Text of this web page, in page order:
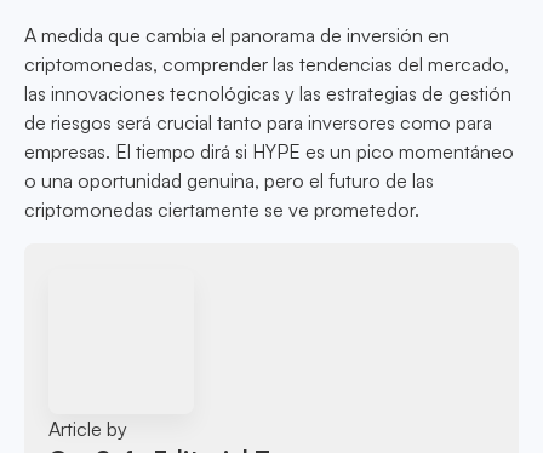
A medida que cambia el panorama de inversión en
criptomonedas, comprender las tendencias del mercado,
las innovaciones tecnológicas y las estrategias de gestión
de riesgos será crucial tanto para inversores como para
empresas. El tiempo dirá si HYPE es un pico momentáneo
o una oportunidad genuina, pero el futuro de las
criptomonedas ciertamente se ve prometedor.
Article by